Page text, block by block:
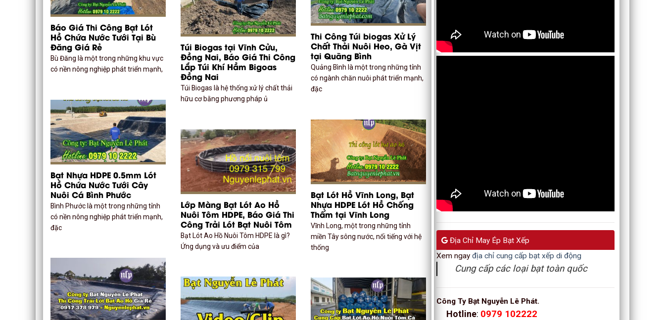
Báo Giá Thi Công Bạt Lót
Hồ Chứa Nước Tưới Tại Bù
Đăng Giá Rẻ
Bù Đăng là một trong những khu vực
có nền nông nghiệp phát triển mạnh,
Thi Công Túi biogas Xử Lý
Chất Thải Nuôi Heo, Gà Vịt
tại Quãng Bình
Quảng Bình là một trong những tỉnh
có ngành chăn nuôi phát triển mạnh,
đặc
Túi Biogas tại Vĩnh Cửu,
Đồng Nai, Báo Giá Thi Công
Lắp Túi Khí Hầm Bigoas
Đồng Nai
Túi Biogas là hệ thống xử lý chất thải
hữu cơ bằng phương pháp ủ
Bạt Nhựa HDPE 0.5mm Lót
Hồ Chứa Nước Tưới Cây
Nuôi Cá Bình Phước
Bình Phước là một trong những tỉnh
có nền nông nghiệp phát triển mạnh,
đặc
Bạt Lót Hồ Vĩnh Long, Bạt
Nhựa HDPE Lót Hồ Chống
Thấm tại Vĩnh Long
Vĩnh Long, một trong những tỉnh
miền Tây sông nước, nổi tiếng với hệ
thống
Lớp Màng Bạt Lót Ao Hồ
Nuôi Tôm HDPE, Báo Giá Thi
Công Trải Lót Bạt Nuôi Tôm
Bạt Lót Ao Hồ Nuôi Tôm HDPE là gì?
Ứng dụng và ưu điểm của
Địa Chỉ May Ép Bạt Xếp
Xem ngay địa chỉ cung cấp bạt xếp di động
Cung cấp các loại bạt toàn quốc
Công Ty Bạt Nguyễn Lê Phát.
Hotline: 0979 102222